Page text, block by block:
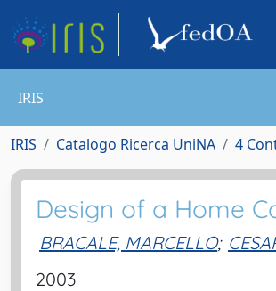
IRIS
IRIS Catalogo Ricerca UniNA 4
Design of a Home
BRACALE, MARCELLO;
2003